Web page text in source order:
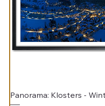
Panorama: Klosters -